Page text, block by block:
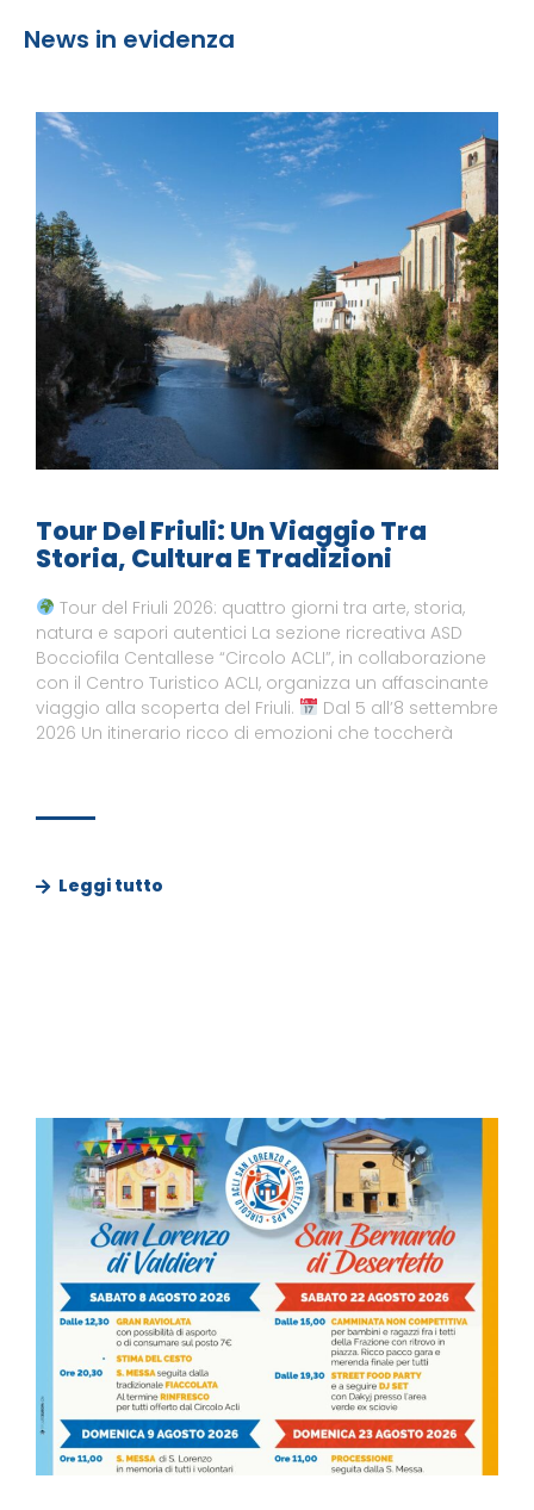
News in evidenza
Tour Del Friuli: Un Viaggio Tra
Storia, Cultura E Tradizioni
Tour del Friuli 2026: quattro giorni tra arte, storia,
natura e sapori autentici La sezione ricreativa ASD
Bocciofila Centallese “Circolo ACLI”, in collaborazione
con il Centro Turistico ACLI, organizza un affascinante
viaggio alla scoperta del Friuli.
Dal 5 all’8 settembre
2026 Un itinerario ricco di emozioni che toccherà
Leggi tutto